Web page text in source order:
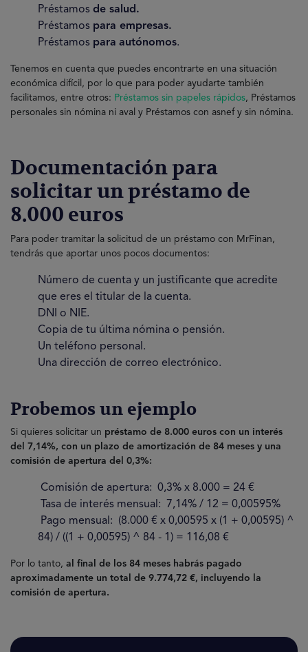
Préstamos de salud.
Préstamos para empresas.
Préstamos para autónomos.
Tenemos en cuenta que puedes encontrarte en una situación
económica difícil, por lo que para poder ayudarte también
facilitamos, entre otros: Préstamos sin papeles rápidos, Préstamos
personales sin nómina ni aval y Préstamos con asnef y sin nómina.
Documentación para
solicitar un préstamo de
8.000 euros
Para poder tramitar la solicitud de un préstamo con MrFinan,
tendrás que aportar unos pocos documentos:
Número de cuenta y un justificante que acredite
que eres el titular de la cuenta.
DNI o NIE.
Copia de tu última nómina o pensión.
Un teléfono personal.
Una dirección de correo electrónico.
Probemos un ejemplo
Si quieres solicitar un préstamo de 8.000 euros con un interés
del 7,14%, con un plazo de amortización de 84 meses y una
comisión de apertura del 0,3%:
Comisión de apertura: 0,3% x 8.000 = 24 €
Tasa de interés mensual: 7,14% / 12 = 0,00595%
Pago mensual: (8.000 € x 0,00595 x (1 + 0,00595) ^
84) / ((1 + 0,00595) ^ 84 - 1) = 116,08 €
Por lo tanto, al final de los 84 meses habrás pagado
aproximadamente un total de 9.774,72 €, incluyendo la
comisión de apertura.